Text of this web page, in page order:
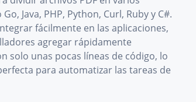
Java, PHP, Python, Curl, Ruby y C#.
fácilmente en las aplicaciones,
agregar rápidamente
solo unas pocas líneas de código, lo
para automatizar las tareas de